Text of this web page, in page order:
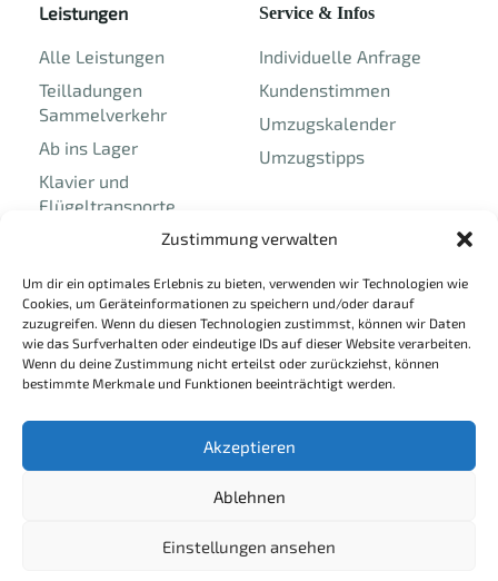
Zustimmung verwalten
Um dir ein optimales Erlebnis zu bieten, verwenden wir Technologien wie
Cookies, um Geräteinformationen zu speichern und/oder darauf
zuzugreifen. Wenn du diesen Technologien zustimmst, können wir Daten
wie das Surfverhalten oder eindeutige IDs auf dieser Website verarbeiten.
Wenn du deine Zustimmung nicht erteilst oder zurückziehst, können
bestimmte Merkmale und Funktionen beeinträchtigt werden.
Akzeptieren
Ablehnen
Einstellungen ansehen
Leistungen
Alle Leistungen
Teilladungen
Sammelverkehr
Ab ins Lager
Klavier und
Flügeltransporte
Umzüge und Transporte
Liechtenstein
Service & Infos
Individuelle Anfrage
Kundenstimmen
Umzugskalender
Umzugstipps
Rechtliches Unternehmen
Jobs
Kontakt
© 2025 Umzug Vorarlberg – Alle Rechte vorbehalten.